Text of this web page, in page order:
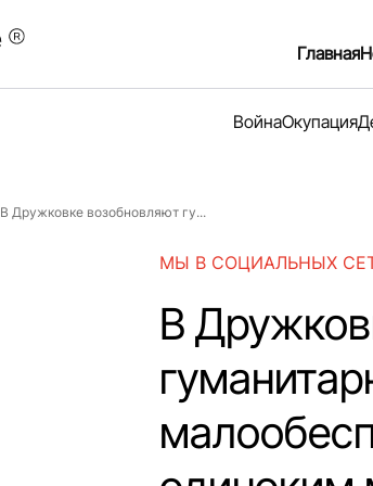
Главная
ВойнаОкупация
В Дружковке возобновляют гу...
МЫ В СОЦИАЛЬНЫХ
В